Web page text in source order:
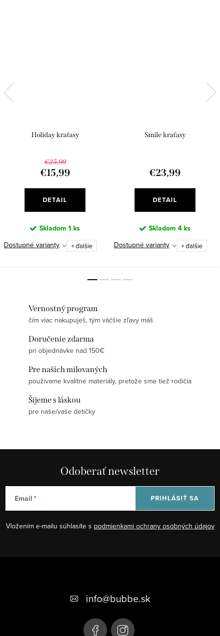
Holiday kraťasy
€25,99
€15,99
DETAIL
Skladom 1 ks
Dostupné varianty
+ ďalšie
Smile kraťasy
€23,99
DETAIL
Skladom 4 ks
Dostupné varianty
+ ďalšie
Vernostný program
čím viac nakupuješ, tým väčšie zľavy máš
Doručenie zdarma
pri objednávke nad 150€
Pre naších milovaných
používame kvalitné materiály, pretože sme tiež rodičia
Šijeme s láskou
pre naše/vaše detičky
Odoberať newsletter
Email
Vložením e-mailu súhlasíte s podmienkami ochrany osobných údajov
PRIHLÁSIŤ SA
info@bubbe.sk